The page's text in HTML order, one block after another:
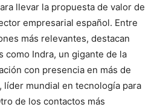
llevar la propuesta de valor de
empresarial español. Entre
más relevantes, destacan
como Indra, un gigante de la
con presencia en más de
líder mundial en tecnología para
de los contactos más